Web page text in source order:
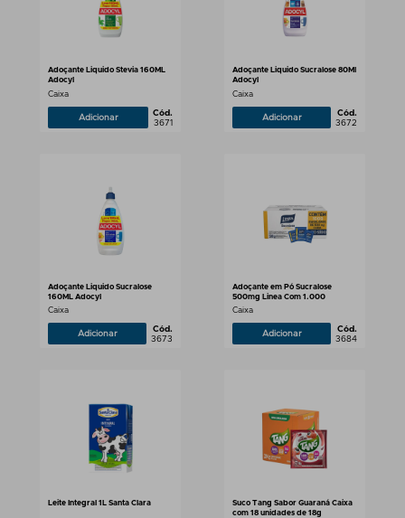
Adoçante Liquido Stevia 160ML
Adocyl
Caixa
Adicionar
Cód.
3671
Adoçante Liquido Sucralose 80Ml
Adocyl
Caixa
Adicionar
Cód.
3672
Adoçante Liquido Sucralose
160ML Adocyl
Caixa
Adicionar
Cód.
3673
Adoçante em Pó Sucralose
500mg Linea Com 1.000
Caixa
Adicionar
Cód.
3684
Leite Integral 1L Santa Clara
Suco Tang Sabor Guaraná Caixa
com 18 unidades de 18g